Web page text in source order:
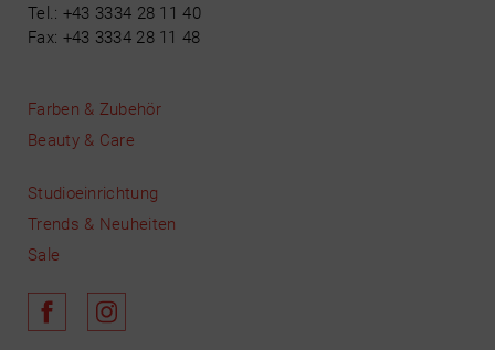
Tel.: +43 3334 28 11 40
Fax: +43 3334 28 11 48
Farben & Zubehör
Beauty & Care
Studioeinrichtung
Trends & Neuheiten
Sale